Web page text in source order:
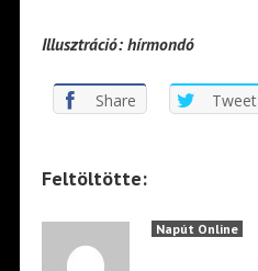
Illusztráció: hírmondó
Share Tweet
Feltöltötte:
Napút Online